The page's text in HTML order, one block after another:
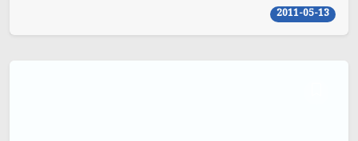
2011-05-13